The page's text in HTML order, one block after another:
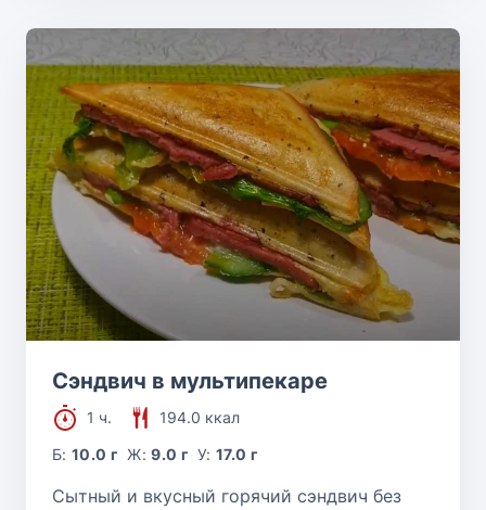
Сэндвич в мультипекаре
1 ч.
194.0 ккал
Б:10.0 г Ж:9.0 г У:17.0 г
Сытный и вкусный горячий сэндвич без